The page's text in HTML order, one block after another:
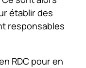
établir des
responsables
RDC pour en